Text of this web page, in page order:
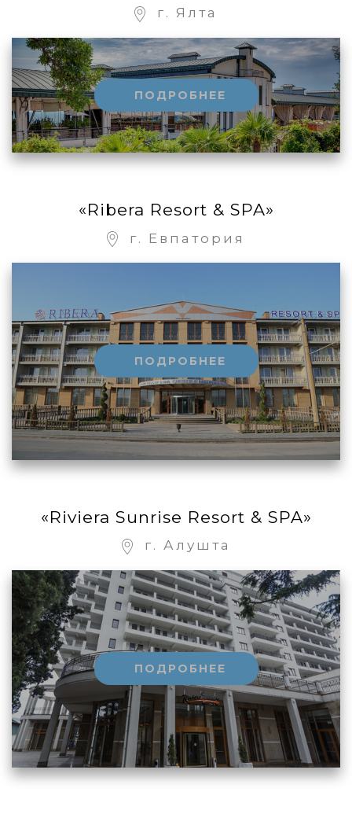
г. Ялта
ПОДРОБНЕЕ
«Ribera Resort & SPA»
г. Евпатория
ПОДРОБНЕЕ
«Riviera Sunrise Resort & SPA»
г. Алушта
ПОДРОБНЕЕ